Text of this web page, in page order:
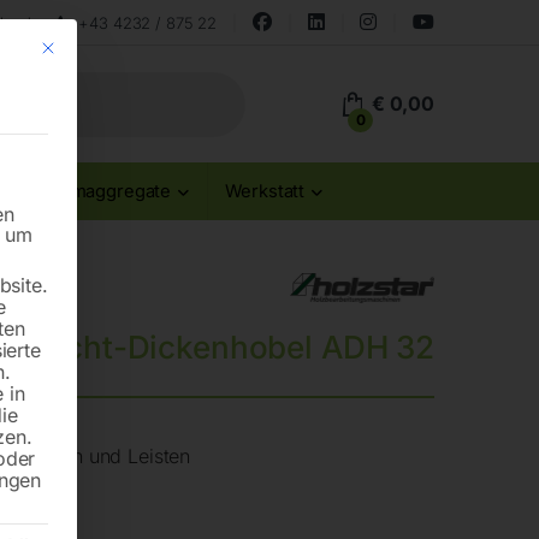
+43 4232 / 875 22
0
€ 0,00
Stromaggregate Werkstatt
Abricht-Dickenhobel ADH 32
Bohlen und Leisten
Mit diesem Button wird der Dialog geschlossen. Seine Funktionalität ist
in